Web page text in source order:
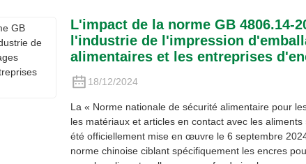
L'impact de la norme GB 4806.14-
l'industrie de l'impression
alimentaires et les entreprises
18/12/2024
La « Norme nationale de sécurité alimentaire pour
les matériaux et articles en contact avec les
été officiellement mise en œuvre le 6 septembre
norme chinoise ciblant spécifiquement les encres